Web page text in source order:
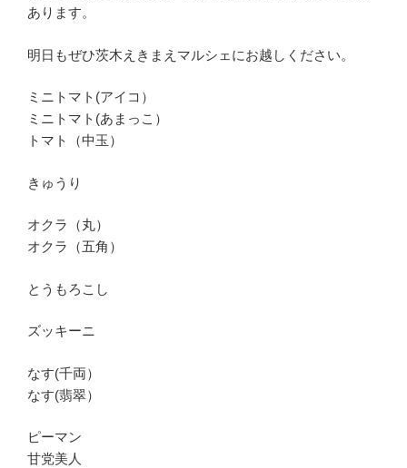
あります。
明日もぜひ茨木えきまえマルシェにお越しください。
ミニトマト(アイコ）
ミニトマト(あまっこ）
トマト（中玉）
きゅうり
オクラ（丸）
オクラ（五角）
とうもろこし
ズッキーニ
なす(千両）
なす(翡翠）
ピーマン
甘党美人